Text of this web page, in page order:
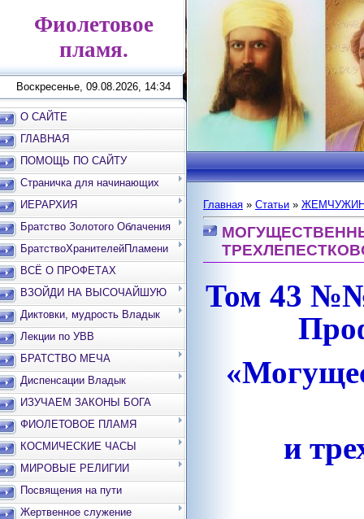
Фиолетовое
пламя.
Воскресенье, 09.08.2026, 14:34
О САЙТЕ
ГЛАВНАЯ
ПОМОЩЬ ПО САЙТУ
Страничка для начинающих
ИЕРАРХИЯ
Братство Золотого Облачения
БратствоХранителейПламени
ВСЁ О ПРОФЕТАХ
ВЗОЙДИ НА ВЫСОЧАЙШУЮ
ВЕРШИНУ
Диктовки, мудрость Владык
Лекции по УВВ
БРАТСТВО МЕЧА
Диспенсации Владык
ИЗУЧАЕМ ЗАКОНЫ БОГА
ФИОЛЕТОВОЕ ПЛАМЯ
КОСМИЧЕСКИЕ ЧАСЫ
МИРОВЫЕ РЕЛИГИИ
Посвящения на пути
Жертвенное служение
Главная » Статьи »
Том 43 №№
и